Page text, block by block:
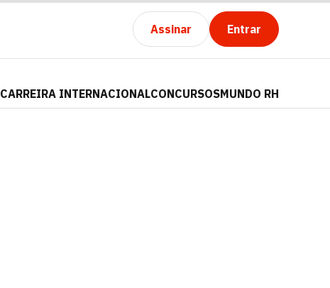
Assinar Entrar
CARREIRA INTERNACIONALCONCURSOSMUNDO RH